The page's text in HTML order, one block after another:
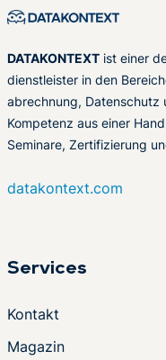
DATAKONTEXT ist einer
dienstleister in den
abrechnung, Datenschutz
Kompetenz aus einer
Seminare, Zertifizierung
datakontext.com
Services
Kontakt
Magazin